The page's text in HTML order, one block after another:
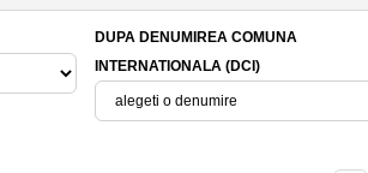
DUPA DENUMIREA COMUNA
INTERNATIONALA (DCI)